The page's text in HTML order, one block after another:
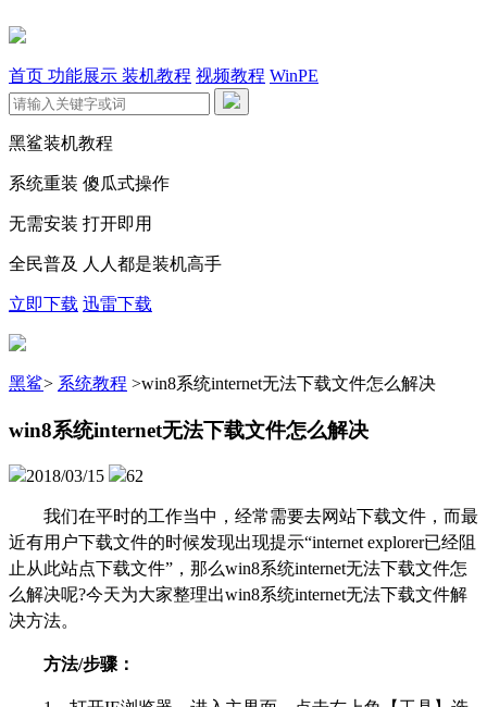
首页 功能展示 装机教程 视频教程 WinPE
黑鲨装机教程
系统重装 傻瓜式操作
无需安装 打开即用
全民普及 人人都是装机高手
立即下载 迅雷下载
黑鲨> 系统教程 >win8系统internet无法下载文件怎么解决
win8系统internet无法下载文件怎么解决
2018/03/15 62
我们在平时的工作当中，经常需要去网站下载文件，而最
近有用户下载文件的时候发现出现提示“internet explorer已经阻
止从此站点下载文件”，那么win8系统internet无法下载文件怎
么解决呢?今天为大家整理出win8系统internet无法下载文件解
决方法。
方法/步骤：